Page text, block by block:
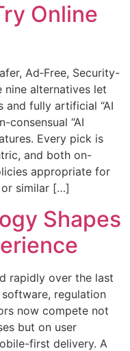
Online
Ad‑Free, Security-
nine alternatives let
and fully artificial “AI
consensual “AI
Every pick is
and both on-
appropriate for
or similar […]
Shapes
rapidly over the last
regulation
now compete not
but on user
first delivery. A